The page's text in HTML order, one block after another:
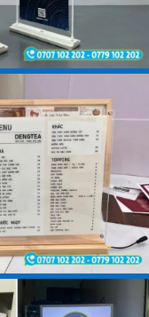
trong giỏ hàng.
hàng